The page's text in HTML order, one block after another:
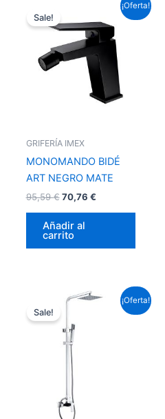
¡Oferta!
Sale!
GRIFERÍA IMEX
MONOMANDO BIDÉ
ART NEGRO MATE
95,59€
original
95,59 €.
70,76 €
precio
actual
es:
70,76 €.
Añadir al
carrito
¡Oferta!
Sale!
El
era:
286,77 €.
precio